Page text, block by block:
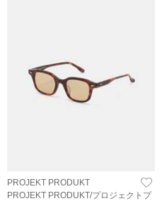
PROJEKT PRODUKT
PROJEKT PRODUKT/プロジェクトプ